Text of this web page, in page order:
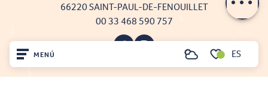
MENÚ
Voir les favoris
Buscar ES
66220 SAINT-PAUL-DE-FENOUILLET
00 33 468 590 757